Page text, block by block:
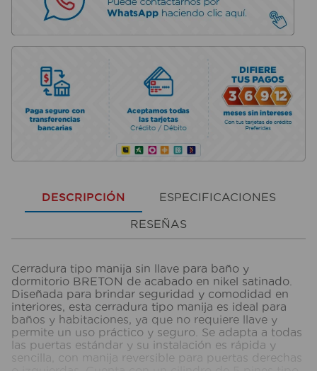
DESCRIPCIÓN ESPECIFICACIONES
RESEÑAS
Cerradura tipo manija sin llave para baño y
dormitorio BRETON de acabado en nikel satinado.
Diseñada para brindar seguridad y comodidad en
interiores, esta cerradura tipo manija es ideal para
baños y habitaciones, ya que no requiere llave y
permite un uso práctico y seguro. Se adapta a todas
las puertas estándar y su instalación es rápida y
sencilla, con manija reversible para puertas derechas